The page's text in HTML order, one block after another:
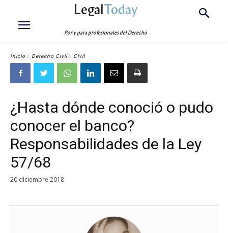
LegalToday
Por y para profesionales del Derecho
Inicio Derecho Civil Civil
¿Hasta dónde conoció o pudo
conocer el banco?
Responsabilidades de la Ley
57/68
20 diciembre 2018